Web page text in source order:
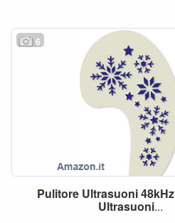
6
Pulitore Ultrasuoni48kHz
Ultrasuoni...